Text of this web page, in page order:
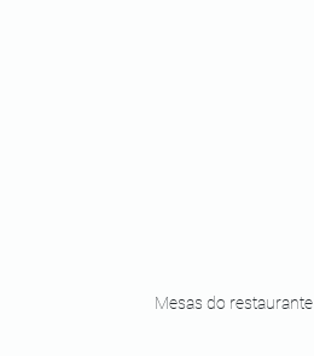
Mesas do restaurante